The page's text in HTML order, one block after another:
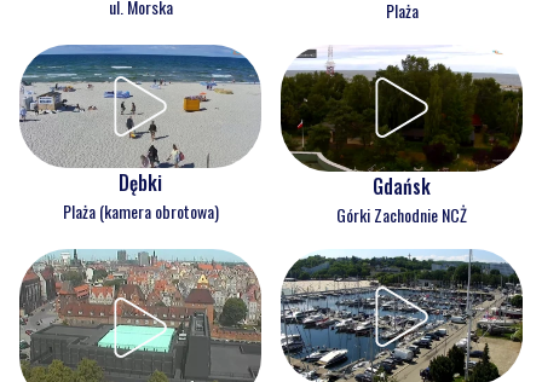
ul. Morska Plaża
Dębki
Plaża (kamera obrotowa)
Gdańsk
Górki Zachodnie NCŻ